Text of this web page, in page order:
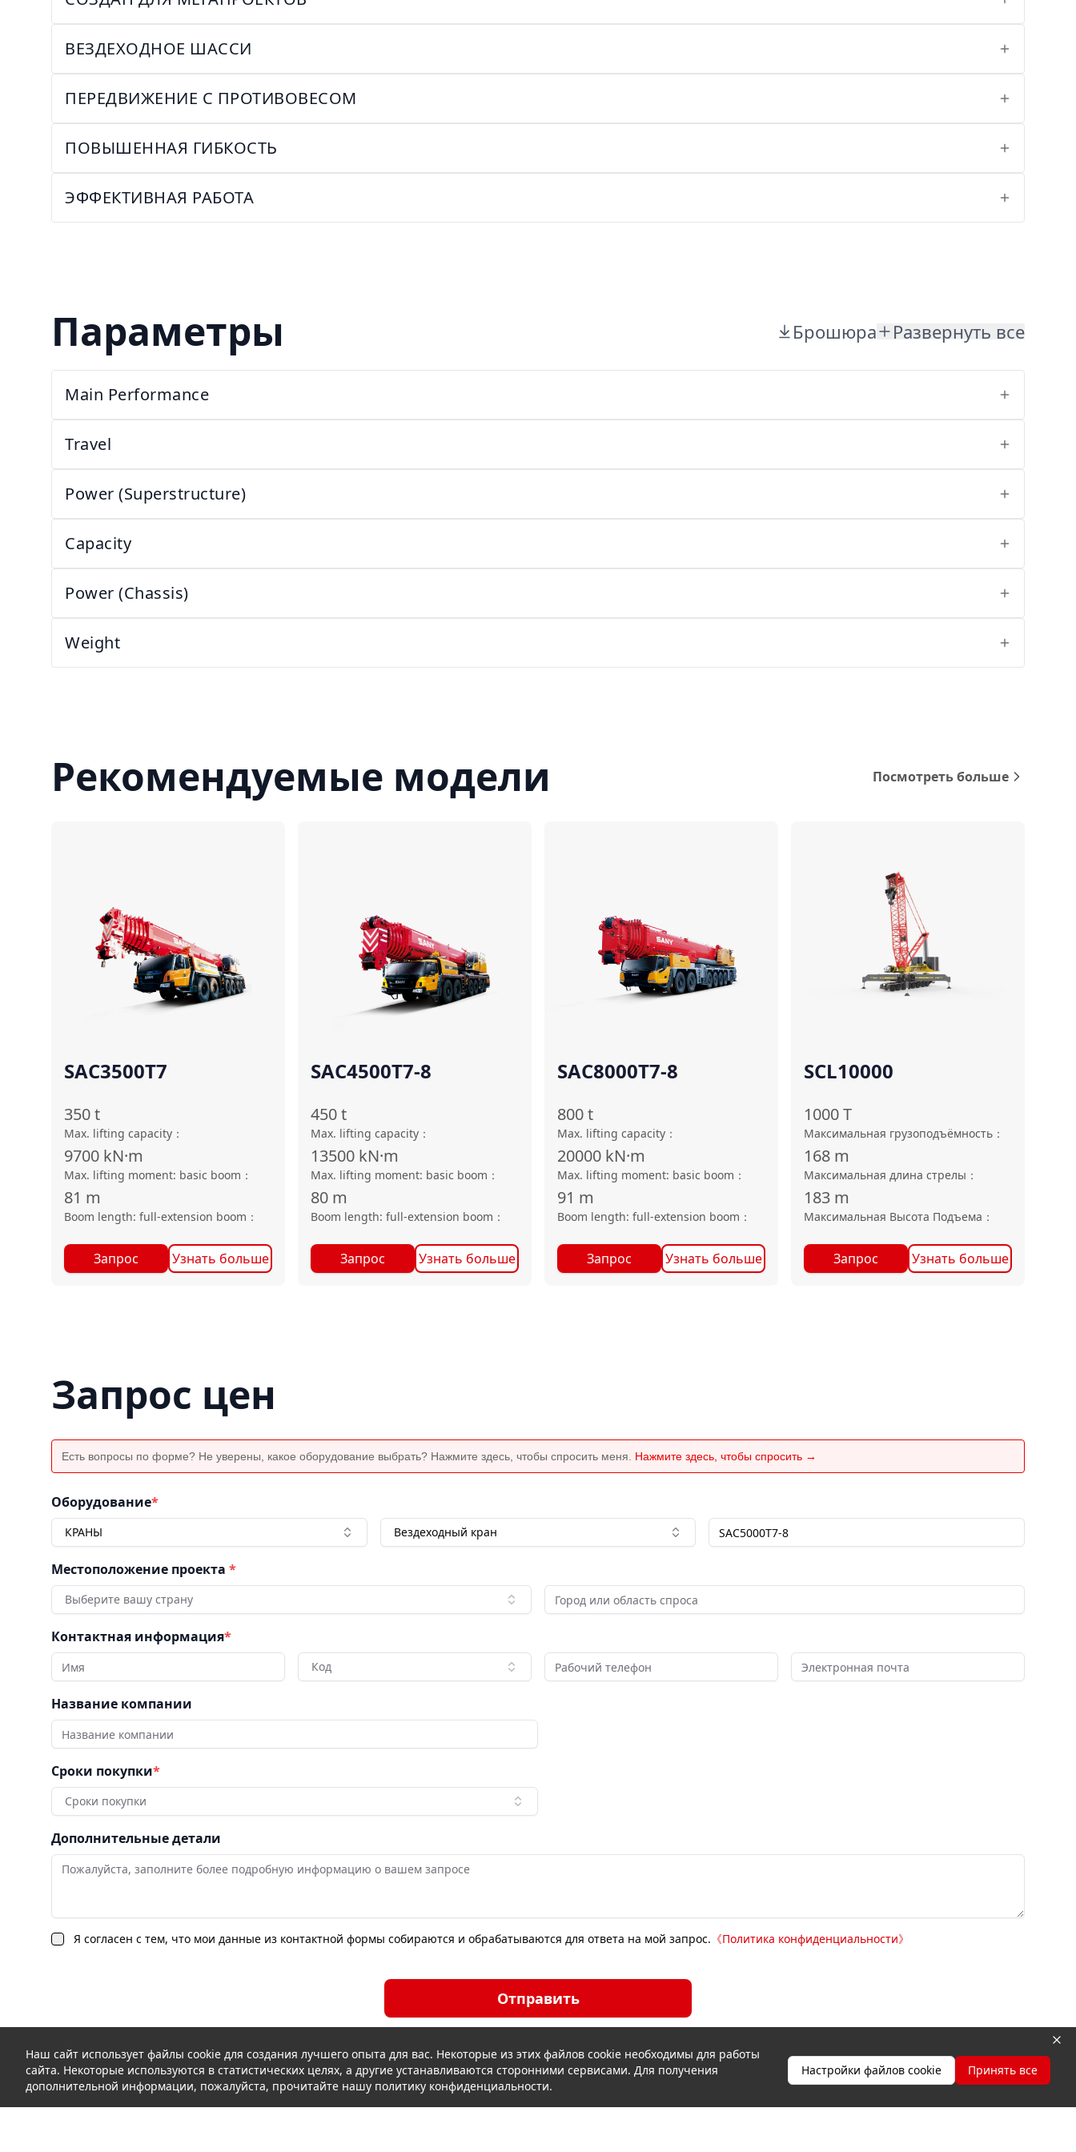
ВЕЗДЕХОДНОЕ ШАССИ
ПЕРЕДВИЖЕНИЕ С ПРОТИВОВЕСОМ
ПОВЫШЕННАЯ ГИБКОСТЬ
ЭФФЕКТИВНАЯ РАБОТА
Параметры Брошюра Развернуть все
Main Performance
Travel
Power (Superstructure)
Capacity
Power (Chassis)
Weight
Рекомендуемые модели Посмотреть больше
SAC3500T7
350t
Max. lifting capacity ：
9700 kN·m
Max. lifting moment: basic boom ：
81 m
Boom length: full-extension boom ：
Запрос Узнать больше
SAC4500T7-8
450t
Max. lifting capacity ：
13500 kN·m
Max. lifting moment: basic boom ：
80 m
Boom length: full-extension boom ：
Запрос Узнать больше
SAC8000T7-8
800t
Max. lifting capacity ：
20000 kN·m
Max. lifting moment: basic boom ：
91 m
Boom length: full-extension boom ：
Запрос Узнать больше
SCL10000
1000T
Максимальная грузоподъёмность ：
168 m
Максимальная длина стрелы ：
183 m
Максимальная Высота Подъема ：
Запрос Узнать больше
Запрос цен
Есть вопросы по форме? Не уверены, какое оборудование выбрать? Нажмите здесь, чтобы спросить меня. Нажмите здесь, чтобы спросить →
Оборудование*
КРАНЫ Вездеходный кран
Местоположение проекта *
Выберите вашу страну
Контактная информация*
Код
Название компании
Сроки покупки*
Сроки покупки
Дополнительные детали
Я согласен с тем, что мои данные из контактной формы собираются и обрабатываются для ответа на мой запрос. 《Политика конфиденциальности》
Отправить
Наш сайт использует файлы cookie для создания лучшего опыта для вас. Некоторые из этих файлов cookie необходимы для работы
сайта. Некоторые используются в статистических целях, а другие устанавливаются сторонними сервисами. Для получения
дополнительной информации, пожалуйста, прочитайте нашу политику конфиденциальности.
Настройки файлов cookie Принять все